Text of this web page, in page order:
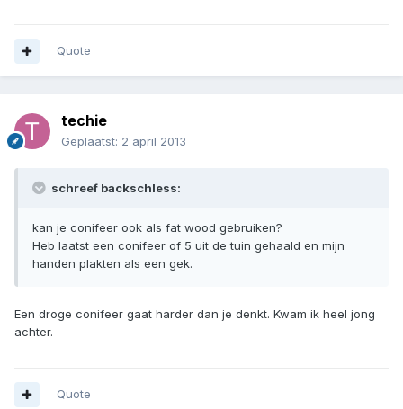
Quote
techie
Geplaatst: 2 april 2013
schreef backschless:
kan je conifeer ook als fat wood gebruiken?
Heb laatst een conifeer of 5 uit de tuin gehaald en mijn
handen plakten als een gek.
Een droge conifeer gaat harder dan je denkt. Kwam ik heel jong
achter.
Quote